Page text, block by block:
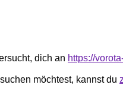
dich an https://
möchtest, kannst du